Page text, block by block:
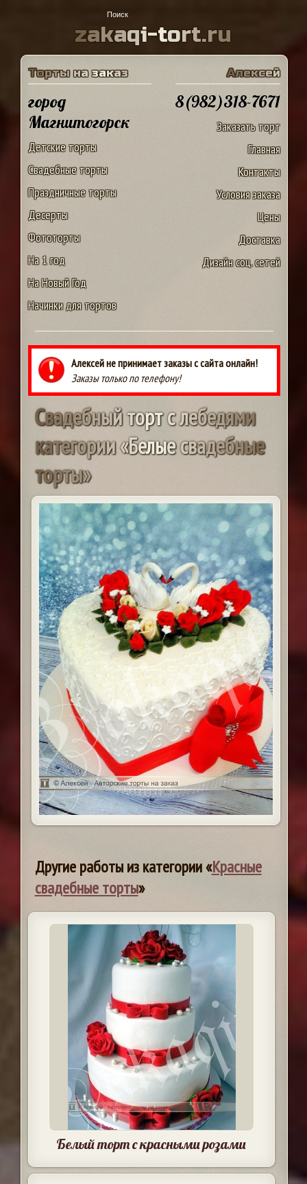
zakaqi-tort.ru
Торты на заказ
город
Магнитогорск
Детские торты
Свадебные торты
Праздничные торты
Десерты
Фототорты
На 1 год
На Новый Год
Начинки для тортов
Алексей
8(982)318-7671
Заказать торт
Главная
Контакты
Условия заказа
Цены
Доставка
Дизайн соц. сетей
Алексей не принимает заказы с сайта онлайн!
Заказы только по телефону!
Свадебныйтортслебедями
категории«Белыесвадебные
торты»
Другие работы из категории «Красные
свадебные торты»
Белый торт с красными розами